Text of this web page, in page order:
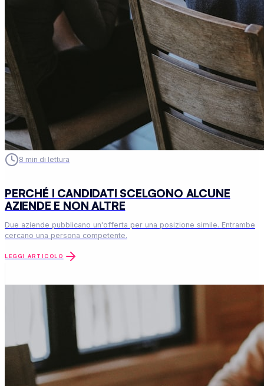
8 min di lettura
PERCHÉ I CANDIDATI SCELGONO ALCUNE
AZIENDE E NON ALTRE
Due aziende pubblicano un'offerta per una posizione simile. Entrambe
cercano una persona competente.
LEGGI ARTICOLO